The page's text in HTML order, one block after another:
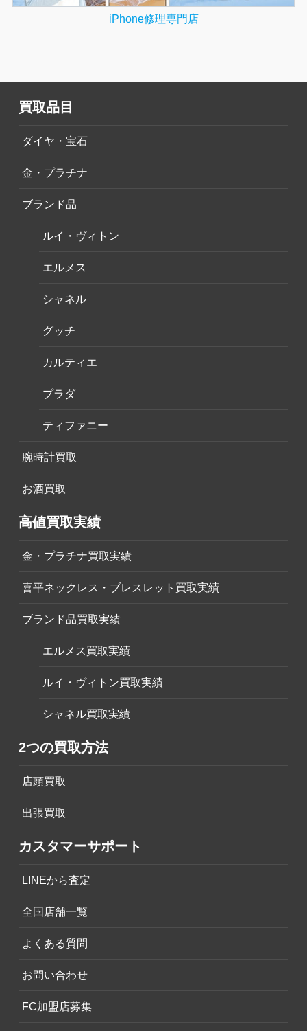
iPhone修理専門店
買取品目
ダイヤ・宝石
金・プラチナ
ブランド品
ルイ・ヴィトン
エルメス
シャネル
グッチ
カルティエ
プラダ
ティファニー
腕時計買取
お酒買取
高値買取実績
金・プラチナ買取実績
喜平ネックレス・ブレスレット買取実績
ブランド品買取実績
エルメス買取実績
ルイ・ヴィトン買取実績
シャネル買取実績
2つの買取方法
店頭買取
出張買取
カスタマーサポート
LINEから査定
全国店舗一覧
よくある質問
お問い合わせ
FC加盟店募集